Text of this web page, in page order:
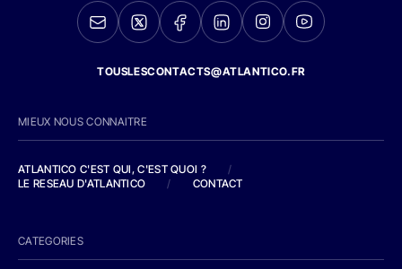
TOUSLESCONTACTS@ATLANTICO.FR
MIEUX NOUS CONNAITRE
ATLANTICO C'EST QUI, C'EST QUOI ?
/
LE RESEAU D'ATLANTICO
/ CONTACT
CATEGORIES